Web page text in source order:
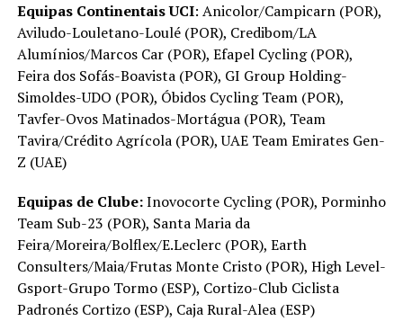
Equipas Continentais UCI: Anicolor/Campicarn (POR),
Aviludo-Louletano-Loulé (POR), Credibom/LA
Alumínios/Marcos Car (POR), Efapel Cycling (POR),
Feira dos Sofás-Boavista (POR), GI Group Holding-
Simoldes-UDO (POR), Óbidos Cycling Team (POR),
Tavfer-Ovos Matinados-Mortágua (POR), Team
Tavira/Crédito Agrícola (POR), UAE Team Emirates Gen-
Z (UAE)
Equipas de Clube:Inovocorte Cycling (POR), Porminho
Team Sub-23 (POR), Santa Maria da
Feira/Moreira/Bolflex/E.Leclerc (POR), Earth
Consulters/Maia/Frutas Monte Cristo (POR), High Level-
Gsport-Grupo Tormo (ESP), Cortizo-Club Ciclista
Padronés Cortizo (ESP), Caja Rural-Alea (ESP)